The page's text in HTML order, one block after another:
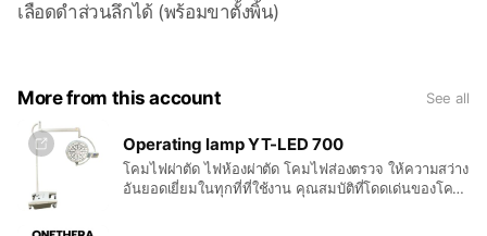
เลือดดำส่วนลึกได้ (พร้อมขาตั้งพิ้น)
More from this account See all
Operating lamp YT-LED 700
โคมไฟผ่าตัด ไฟห้องผ่าตัด โคมไฟส่องตรวจ ให้ความสว่าง
อันยอดเยี่ยมในทุกที่ที่ใช้งาน คุณสมบัติที่โดดเด่นของโคม